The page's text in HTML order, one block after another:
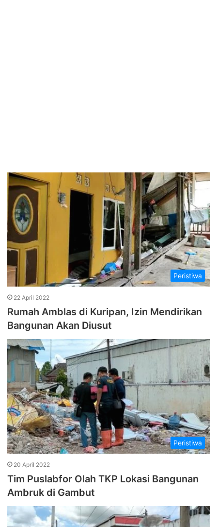
Peristiwa
22 April 2022
Rumah Amblas di Kuripan, Izin Mendirikan
Bangunan Akan Diusut
Peristiwa
20 April 2022
Tim Puslabfor Olah TKP Lokasi Bangunan
Ambruk di Gambut